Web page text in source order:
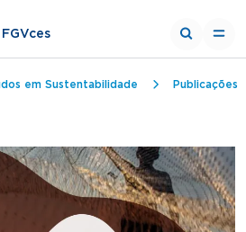
FGVces
em Sustentabilidade Publicações